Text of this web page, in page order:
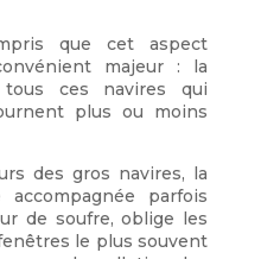
que cet aspect
majeur : la
ces navires qui
plus ou moins
des gros navires, la
parfois
de soufre, oblige les
le plus souvent